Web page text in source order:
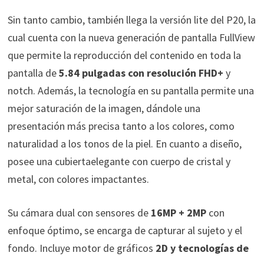
Sin tanto cambio, también llega la versión lite del P20, la
cual cuenta con la nueva generación de pantalla FullView
que permite la reproducción del contenido en toda la
pantalla de5.84 pulgadas con resolución FHD+ y
notch. Además, la tecnología en su pantalla permite una
mejor saturación de la imagen, dándole una
presentación más precisa tanto a los colores, como
naturalidad a los tonos de la piel. En cuanto a diseño,
posee una cubiertaelegante con cuerpo de cristal y
metal, con colores impactantes.
Su cámara dual con sensores de 16MP + 2MPcon
enfoque óptimo, se encarga de capturar al sujeto y el
fondo. Incluye motor de gráficos 2D y tecnologías de